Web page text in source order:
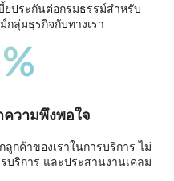
ยประกันต่อกรมธรรม์สำหรับ
กลุ่มธุรกิจกับทางเรา
ความพึงพอใจ
ลูกค้าของเราในการบริการ ไม่
บริการ และประสานงานเคลม